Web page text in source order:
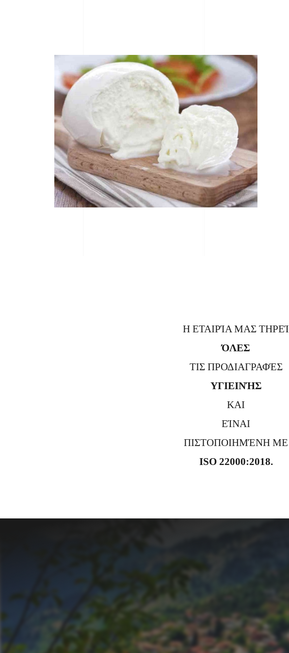
Η ΕΤΑΙΡΊΑ ΜΑΣ ΤΗΡΕΊ
ΌΛΕΣ
ΤΙΣ ΠΡΟΔΙΑΓΡΑΦΈΣ
ΥΓΙΕΙΝΉΣ
ΚΑΙ
ΕΊΝΑΙ
ΠΙΣΤΟΠΟΙΗΜΈΝΗ ΜΕ
ISO 22000:2018.